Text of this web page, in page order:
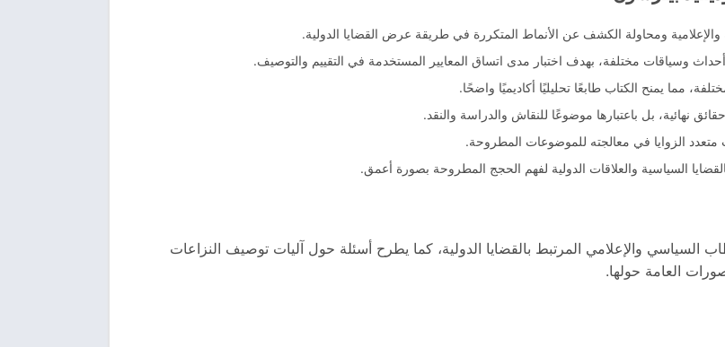
ومحاولة الكشف عن الأنماط المتكررة في طريقة عرض القضايا الدولية.
وسياقات مختلفة، بهدف اختبار مدى اتساق المعايير المستخدمة في التقييم والتوصيف.
مما يمنح الكتاب طابعًا تحليليًا أكاديميًا واضحًا.
نهائية، بل باعتبارها موضوعًا للنقاش والدراسة والنقد.
متعدد الزوايا في معالجته للموضوعات المطروحة.
السياسية والعلاقات الدولية لفهم الحجج المطروحة بصورة أعمق.
السياسي والإعلامي المرتبط بالقضايا الدولية، كما يطرح أسئلة حول آليات توصيف النزاعات
العامة حولها.